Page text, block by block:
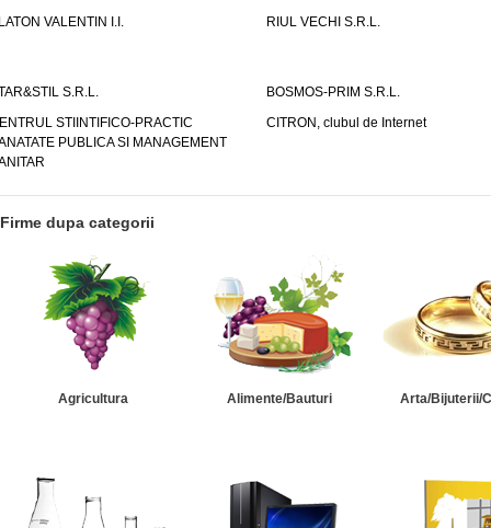
VALENTIN I.I.
RIUL VECHI S.R.L.
S.R.L.
BOSMOS-PRIM S.R.L.
STIINTIFICO-PRACTIC
PUBLICA SI MANAGEMENT
CITRON, clubul de Internet
Firme dupa categorii
Agricultura Alimente/Bauturi Arta/Bijuterii/